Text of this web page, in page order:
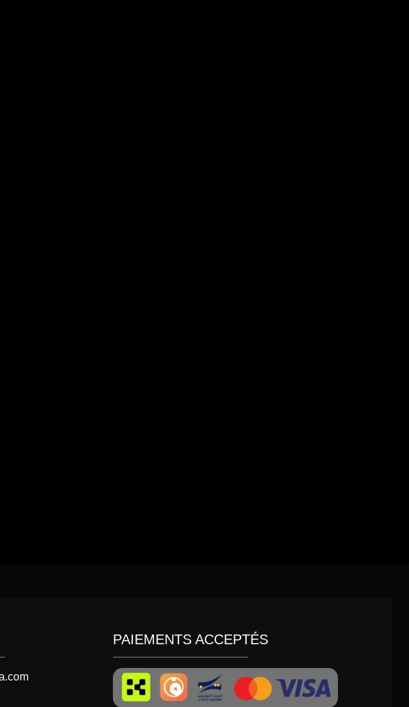
PAIEMENTS ACCEPTÉS